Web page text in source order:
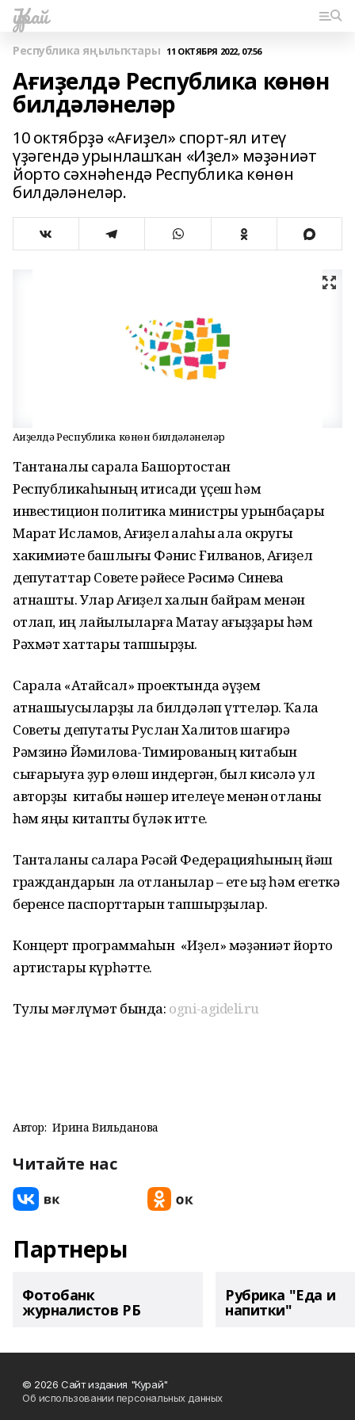
Ҡурай
Республика яңылыҡтары 11 ОКТЯБРЯ 2022, 07:56
Ағиҙелдә Республика көнөн
билдәләнеләр
10 октябрҙә «Ағиҙел» спорт-ял итеү
үҙәгендә урынлашҡан «Иҙел» мәҙәниәт
йорто сәхнәһендә Республика көнөн
билдәләнеләр.
Ағиҙелдә Республика көнөн билдәләнеләр
Тантаналы сарала Башҡортостан
Республикаһының иҡтисади үҫеш һәм
инвестицион политика министры урынбаҫары
Марат Исламов, Ағиҙел ҡалаһы ҡала округы
хакимиәте башлығы Фәнис Ғилванов, Ағиҙел
депутаттар Совете рәйесе Рәсимә Синева
ҡатнашты. Улар Ағиҙел халҡын байрам менән
ҡотлап, иң лайыҡлыларға Маҡтау ҡағыҙҙары һәм
Рәхмәт хаттары тапшырҙы.
Сарала «Атайсал» проектында әүҙем
ҡатнашыусыларҙы ла билдәләп үттеләр. Ҡала
Советы депутаты Руслан Халитов шағирә
Рәмзинә Йәмилова-Тимированың китабын
сығарыуға ҙур өлөш индергән, был кисәлә ул
авторҙы китабы нәшер ителеүе менән ҡотланы
һәм яңы китапты бүләк итте.
Танталаны салара Рәсәй Федерацияһының йәш
граждандарын ла ҡотланылар – ете ҡыҙ һәм егеткә
беренсе паспорттарын тапшырҙылар.
Концерт программаһын «Иҙел» мәҙәниәт йорто
артистары күрһәтте.
Тулы мәғлүмәт бында: ogni-agideli.ru
Автор: Ирина Вильданова
Читайте нас
Партнеры
Фотобанк
журналистов РБ
Рубрика "Еда и
напитки"
© 2026 Сайт издания "Курай"
Об использовании персональных данных